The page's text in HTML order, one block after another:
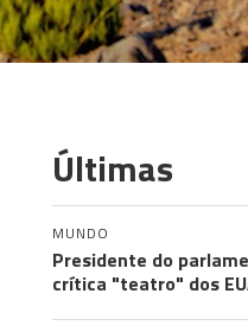
Últimas
MUNDO
Presidente do
crítica "teatro" dos